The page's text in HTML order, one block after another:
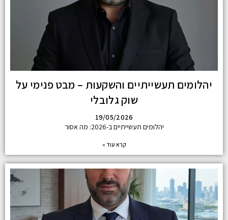
יהלומים תעשייתיים והשקעות – מבט פנימי על
שוק גלובלי
19/05/2026
יהלומים תעשייתיים ב-2026: מה אסור
קרא עוד »